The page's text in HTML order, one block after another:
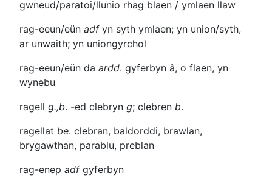
gwneud/paratoi/llunio rhag blaen / ymlaen llaw
rag-eeun/eün adfyn syth ymlaen; yn union/syth,
ar unwaith; yn uniongyrchol
rag-eeun/eün da ardd. gyferbyn â, o flaen, yn
wynebu
ragell g.,b. -ed clebryn g; clebren b.
ragellat be. clebran, baldorddi, brawlan,
brygawthan, parablu, preblan
rag-enep adfgyferbyn